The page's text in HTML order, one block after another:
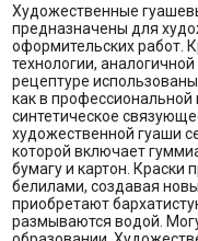
Художественные
предназначены для
оформительских работ.
технологии,
рецептуре
как в
синтетическое
художественной гуаши
которой включает
бумагу и картон.
белилами, создавая
приобретают
размываются водой.